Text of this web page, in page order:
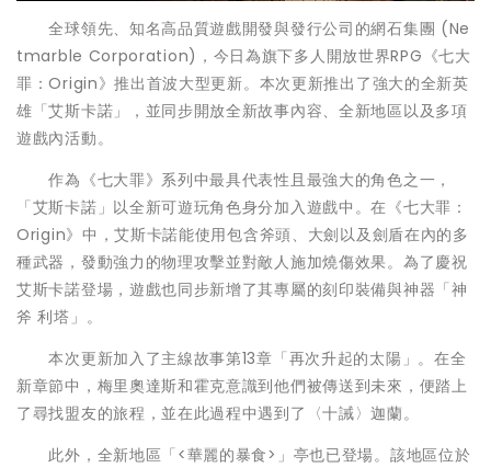
全球領先、知名高品質遊戲開發與發行公司的網石集團 (Ne
tmarble Corporation)，今日為旗下多人開放世界RPG《七大
罪：Origin》推出首波大型更新。本次更新推出了強大的全新英
雄「艾斯卡諾」，並同步開放全新故事內容、全新地區以及多項
遊戲內活動。
作為《七大罪》系列中最具代表性且最強大的角色之一，
「艾斯卡諾」以全新可遊玩角色身分加入遊戲中。在《七大罪：
Origin》中，艾斯卡諾能使用包含斧頭、大劍以及劍盾在內的多
種武器，發動強力的物理攻擊並對敵人施加燒傷效果。為了慶祝
艾斯卡諾登場，遊戲也同步新增了其專屬的刻印裝備與神器「神
斧 利塔」。
本次更新加入了主線故事第13章「再次升起的太陽」。在全
新章節中，梅里奧達斯和霍克意識到他們被傳送到未來，便踏上
了尋找盟友的旅程，並在此過程中遇到了〈十誡〉迦蘭。
此外，全新地區「<華麗的暴食>」亭也已登場。該地區位於